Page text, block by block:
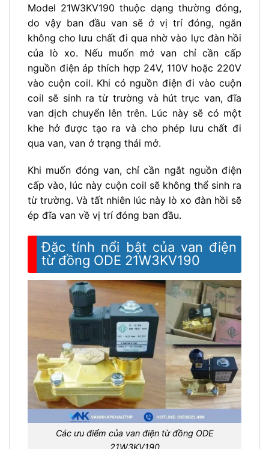
Model 21W3KV190 thuộc dạng thường đóng,
do vậy ban đầu van sẽ ở vị trí đóng, ngăn
không cho lưu chất đi qua nhờ vào lực đàn hồi
của lò xo. Nếu muốn mở van chỉ cần cấp
nguồn điện áp thích hợp 24V, 110V hoặc 220V
vào cuộn coil. Khi có nguồn điện đi vào cuộn
coil sẽ sinh ra từ trường và hút trục van, đĩa
van dịch chuyển lên trên. Lúc này sẽ có một
khe hở được tạo ra và cho phép lưu chất đi
qua van, van ở trạng thái mở.
Khi muốn đóng van, chỉ cần ngắt nguồn điện
cấp vào, lúc này cuộn coil sẽ không thể sinh ra
từ trường. Và tất nhiên lúc này lò xo đàn hồi sẽ
ép đĩa van về vị trí đóng ban đầu.
Đặc tính nổi bật của van điện
từ đồng ODE 21W3KV190
Các ưu điểm của van điện từ đồng ODE